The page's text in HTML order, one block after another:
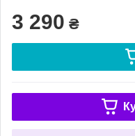
3 290 ₴